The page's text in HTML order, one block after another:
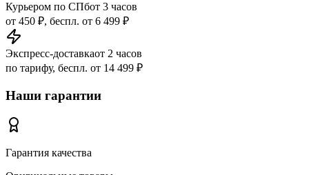
Курьером по СПбот 3 часов
от 450 ₽, беспл. от 6 499 ₽
Экспресс-доставкаот 2 часов
по тарифу, беспл. от 14 499 ₽
Наши гарантии
Гарантия качества